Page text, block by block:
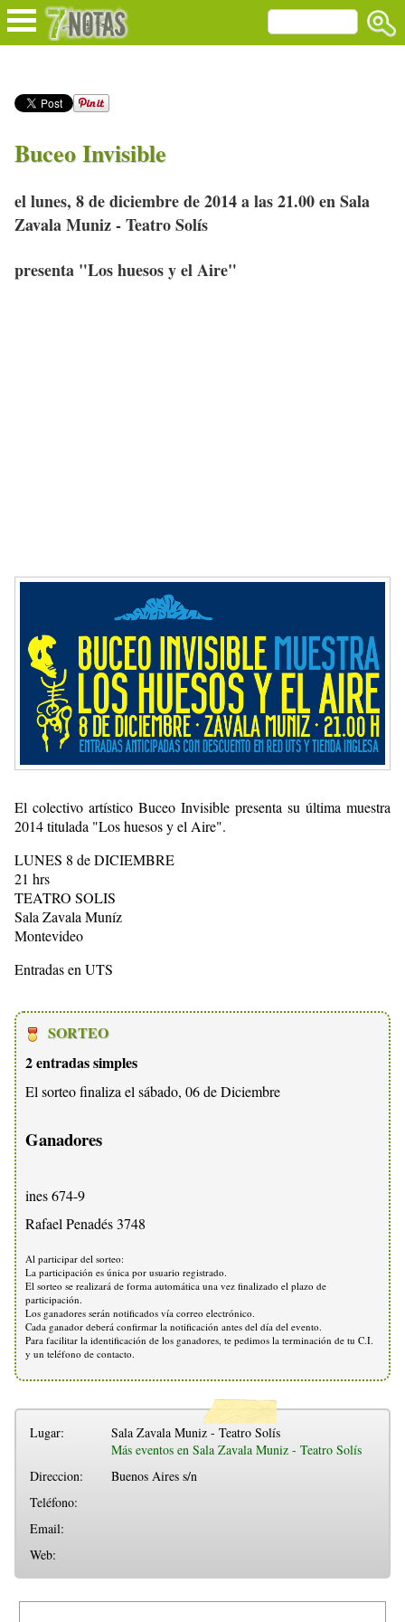
Buceo Invisible
el lunes, 8 de diciembre de 2014 a las 21.00 en Sala
Zavala Muniz - Teatro Solís
presenta "Los huesos y el Aire"
El colectivo artístico Buceo Invisible presenta su última muestra
2014 titulada "Los huesos y el Aire".
LUNES 8 de DICIEMBRE
21 hrs
TEATRO SOLIS
Sala Zavala Muníz
Montevideo
Entradas en UTS
SORTEO
2 entradas simples
El sorteo finaliza el sábado, 06 de Diciembre
Ganadores
ines 674-9
Rafael Penadés 3748
Al participar del sorteo:
La participación es única por usuario registrado.
El sorteo se realizará de forma automática una vez finalizado el plazo de
participación.
Los ganadores serán notificados vía correo electrónico.
Cada ganador deberá confirmar la notificación antes del día del evento.
Para facilitar la identificación de los ganadores, te pedimos la terminación de tu C.I.
y un teléfono de contacto.
Lugar:
Sala Zavala Muniz - Teatro Solís
Más eventos en Sala Zavala Muniz - Teatro Solís
Direccion:
Buenos Aires s/n
Teléfono:
Email:
Web: